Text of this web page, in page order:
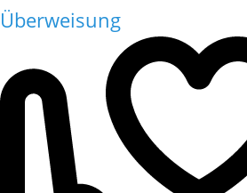
Überweisung